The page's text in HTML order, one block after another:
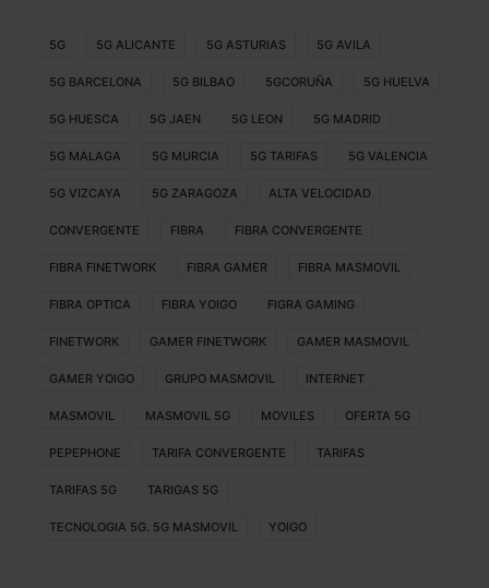
5G 5G ALICANTE 5G ASTURIAS 5G AVILA
5G BARCELONA 5G BILBAO 5GCORUÑA 5G HUELVA
5G HUESCA 5G JAEN 5G LEON 5G MADRID
5G MALAGA 5G MURCIA 5G TARIFAS 5G VALENCIA
5G VIZCAYA 5G ZARAGOZA ALTA VELOCIDAD
CONVERGENTE FIBRA FIBRA CONVERGENTE
FIBRA FINETWORK FIBRA GAMER FIBRA MASMOVIL
FIBRA OPTICA FIBRA YOIGO FIGRA GAMING
FINETWORK GAMER FINETWORK GAMER MASMOVIL
GAMER YOIGO GRUPO MASMOVIL INTERNET
MASMOVIL MASMOVIL 5G MOVILES OFERTA 5G
PEPEPHONE TARIFA CONVERGENTE TARIFAS
TARIFAS 5G TARIGAS 5G
TECNOLOGIA 5G. 5G MASMOVIL YOIGO